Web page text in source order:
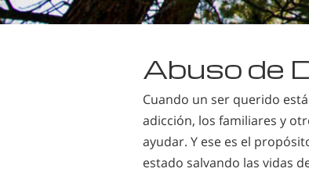
Abuso de
Cuando un ser querido
adicción, los familiares y
ayudar. Y ese es el
estado salvando las vidas